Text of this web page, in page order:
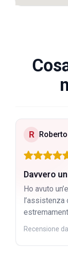
R Roberto
Davvero
Ho avuto
Recensione